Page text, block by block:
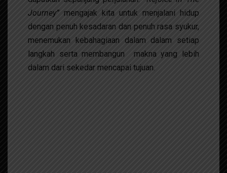
Journey” mengajak kita untuk menjalani hidup
dengan penuh kesadaran dan penuh rasa syukur,
menemukan kebahagiaan dalam dalam setiap
langkah serta membangun makna yang lebih
dalam dari sekedar mencapai tujuan.